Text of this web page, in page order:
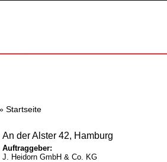
Startseite
An der Alster 42, Hamburg
Auftraggeber:
J. Heidorn GmbH & Co. KG